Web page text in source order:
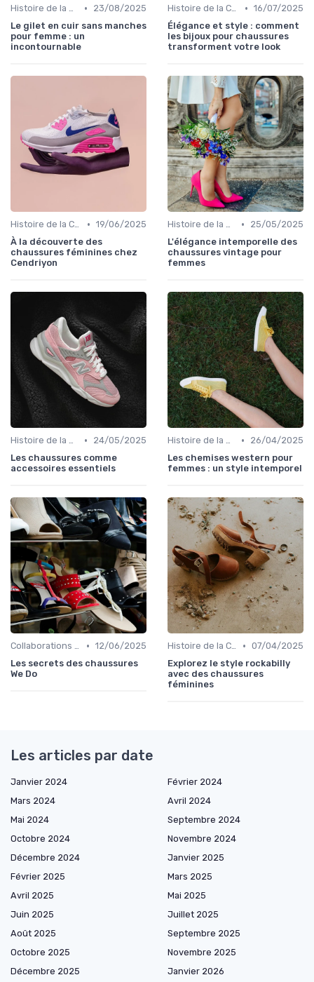
Histoire de la Chaussure Féminine •
23/08/2025
Le gilet en cuir sans manches
pour femme : un
incontournable
Histoire de la Chaussure Féminine • 16/07/2025
Élégance et style : comment
les bijoux pour chaussures
transforment votre look
Histoire de la Chaussure Féminine • 19/06/2025
À la découverte des
chaussures féminines chez
Cendriyon
Histoire de la Chaussure Féminine •
25/05/2025
L'élégance intemporelle des
chaussures vintage pour
femmes
Histoire de la Chaussure Féminine •
24/05/2025
Les chaussures comme
accessoires essentiels
Histoire de la Chaussure Féminine •
26/04/2025
Les chemises western pour
femmes : un style intemporel
Collaborations et Éditions Limitées • 12/06/2025
Les secrets des chaussures
We Do
Histoire de la Chaussure Féminine • 07/04/2025
Explorez le style rockabilly
avec des chaussures
féminines
Les articles par date
Janvier 2024
Février 2024
Mars 2024
Avril 2024
Mai 2024
Septembre 2024
Octobre 2024
Novembre 2024
Décembre 2024
Janvier 2025
Février 2025
Mars 2025
Avril 2025
Mai 2025
Juin 2025
Juillet 2025
Août 2025
Septembre 2025
Octobre 2025
Novembre 2025
Décembre 2025
Janvier 2026